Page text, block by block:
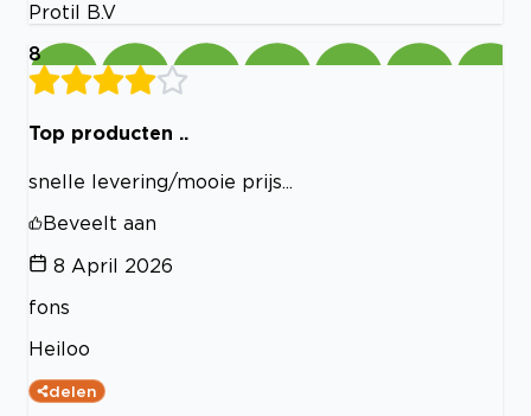
Protil B.V
8
Top producten ..
snelle levering/mooie prijs...
Beveelt aan
8 April 2026
fons
Heiloo
delen